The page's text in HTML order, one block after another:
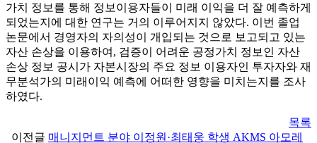
가치 정보를 통해 정보이용자들이 미래 이익을 더 잘 예측하게
되었는지에 대한 연구는 거의 이루어지지 않았다. 이번 졸업
논문에서 경영자의 자의성이 개입되는 것으로 보고되고 있는
자산 손상을 이용하여, 검증이 어려운 공정가치 정보인 자산
손상 정보 공시가 자본시장의 주요 정보 이용자인 투자자와 재
무분석가의 미래이익 예측에 어떠한 영향을 미치는지를 조사
하였다.
목록
이전글 매니지먼트 분야 이정원·최태웅 학생 AKMS 아모레